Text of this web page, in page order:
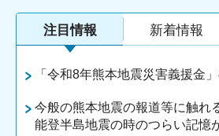
注目情報
「令和8年熊本地震災害義援金
今般の熊本地震の報道等に触れ
能登半島地震の時のつらい記憶
新着情報